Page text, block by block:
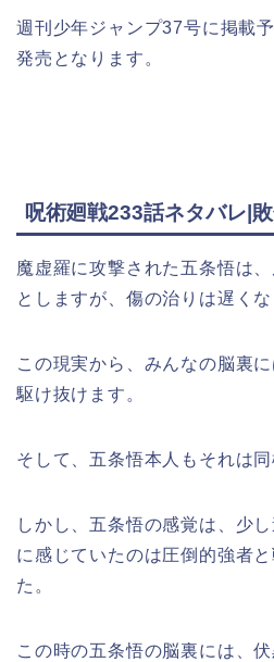
週刊少年ジャンプ37号に掲載
発売となります。
呪術廻戦233話ネタバレ|
魔虚羅に攻撃された五条悟は
としますが、傷の治りは遅くな
この現実から、みんなの脳裏
駆け抜けます。
そして、五条悟本人もそれは同
しかし、五条悟の感覚は、少
に感じていたのは圧倒的強者
た。
この時の五条悟の脳裏には、